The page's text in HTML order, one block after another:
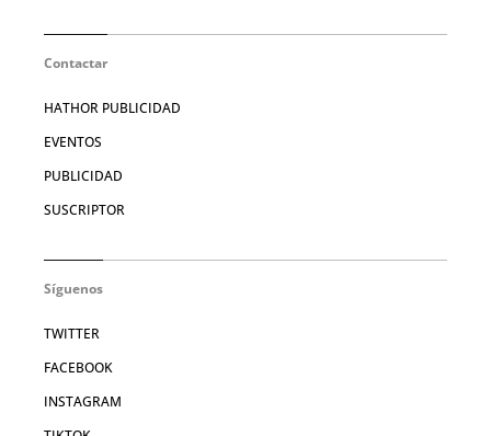
Contactar
HATHOR PUBLICIDAD
EVENTOS
PUBLICIDAD
SUSCRIPTOR
Síguenos
TWITTER
FACEBOOK
INSTAGRAM